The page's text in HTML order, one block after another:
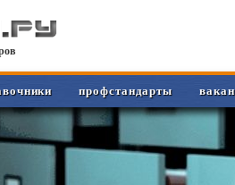
профстандарты